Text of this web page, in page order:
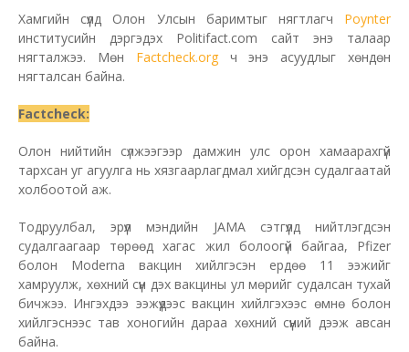
Хамгийн сүүлд Олон Улсын баримтыг нягтлагч Poynter
институсийн дэргэдэх Politifact.com сайт энэ талаар
нягталжээ. Мөн Factcheck.orgч энэ асуудлыг хөндөн
нягталсан байна.
Factcheck:
Олон нийтийн сүлжээгээр дамжин улс орон хамаарахгүй
тархсан уг агуулга нь хязгаарлагдмал хийгдсэн судалгаатай
холбоотой аж.
Тодруулбал, эрүүл мэндийн JAMA сэтгүүлд нийтлэгдсэн
судалгаагаар төрөөд хагас жил болоогүй байгаа, Pfizer
болон Moderna вакцин хийлгэсэн ердөө 11 ээжийг
хамруулж, хөхний сүүн дэх вакцины ул мөрийг судалсан тухай
бичжээ. Ингэхдээ ээжүүдээс вакцин хийлгэхээс өмнө болон
хийлгэснээс тав хоногийн дараа хөхний сүүний дээж авсан
байна.